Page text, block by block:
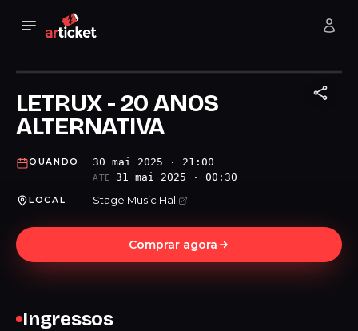
LETRUX - 20 ANOS
ALTERNATIVA
QUANDO 30 mai 2025 · 21:00
ATÉ 31 mai 2025 · 00:30
LOCAL Stage Music Hall
Comprar agora
Ingressos